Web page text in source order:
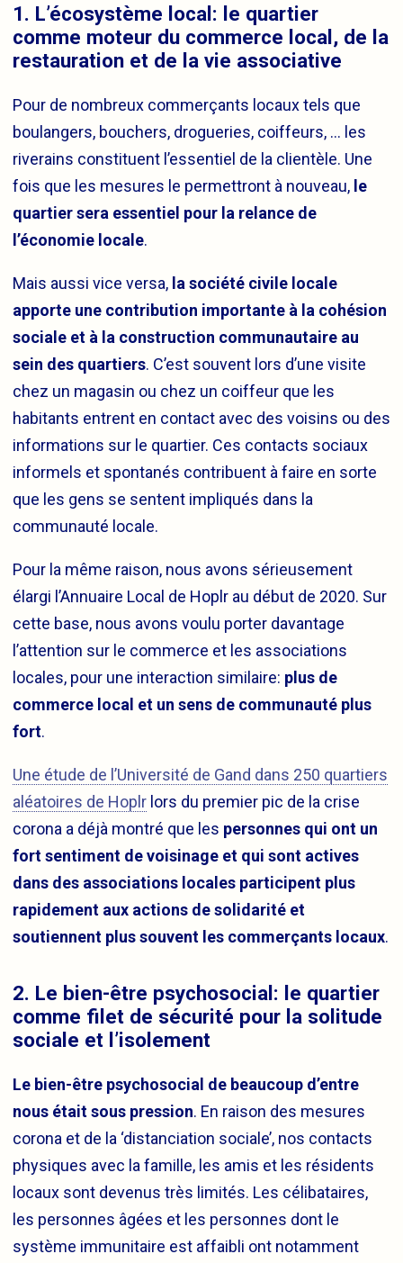
1. L’écosystème local: le quartier
comme moteur du commerce local, de la
restauration et de la vie associative
Pour de nombreux commerçants locaux tels que
boulangers, bouchers, drogueries, coiffeurs, … les
riverains constituent l’essentiel de la clientèle. Une
fois que les mesures le permettront à nouveau, le
quartier sera essentiel pour la relance de
l’économie locale.
Mais aussi vice versa, la société civile locale
apporte une contribution importante à la cohésion
sociale et à la construction communautaire au
sein des quartiers. C’est souvent lors d’une visite
chez un magasin ou chez un coiffeur que les
habitants entrent en contact avec des voisins ou des
informations sur le quartier. Ces contacts sociaux
informels et spontanés contribuent à faire en sorte
que les gens se sentent impliqués dans la
communauté locale.
Pour la même raison, nous avons sérieusement
élargi l’Annuaire Local de Hoplr au début de 2020. Sur
cette base, nous avons voulu porter davantage
l’attention sur le commerce et les associations
locales, pour une interaction similaire: plus de
commerce local et un sens de communauté plus
fort.
Une étude de l’Université de Gand dans 250 quartiers
aléatoires de Hoplr lors du premier pic de la crise
corona a déjà montré que les personnes qui ont un
fort sentiment de voisinage et qui sont actives
dans des associations locales participent plus
rapidement aux actions de solidarité et
soutiennent plus souvent les commerçants locaux.
2. Le bien-être psychosocial: le quartier
comme filet de sécurité pour la solitude
sociale et l’isolement
Le bien-être psychosocial de beaucoup d’entre
nous était sous pression. En raison des mesures
corona et de la ‘distanciation sociale’, nos contacts
physiques avec la famille, les amis et les résidents
locaux sont devenus très limités. Les célibataires,
les personnes âgées et les personnes dont le
système immunitaire est affaibli ont notamment